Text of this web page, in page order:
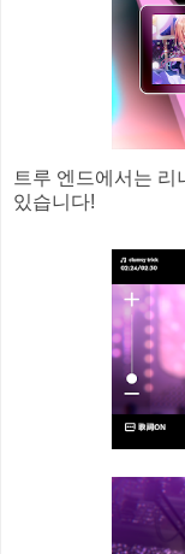
트루 엔드에서는 리
있습니다!